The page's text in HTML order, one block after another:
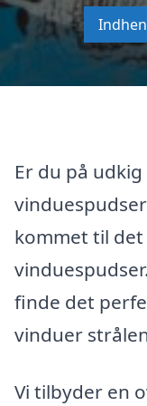
Er du på
vinduespudser
kommet til
finde det
vinduer
Vi tilbyder en